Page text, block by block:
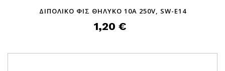
ΔΙΠΟΛΙΚΟ ΦΙΣ ΘΗΛΥΚΟ 10A 250V, SW-E14
1,20 €